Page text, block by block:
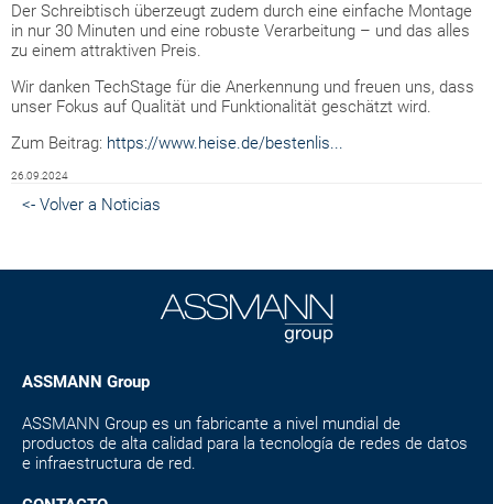
Der Schreibtisch überzeugt zudem durch eine einfache Montage
in nur 30 Minuten und eine robuste Verarbeitung – und das alles
zu einem attraktiven Preis.
Wir danken TechStage für die Anerkennung und freuen uns, dass
unser Fokus auf Qualität und Funktionalität geschätzt wird.
Zum Beitrag: https://www.heise.de/bestenlis...
26.09.2024
<- Volver a Noticias
ASSMANN Group
ASSMANN Group es un fabricante a nivel mundial de
productos de alta calidad para la tecnología de redes de datos
e infraestructura de red.